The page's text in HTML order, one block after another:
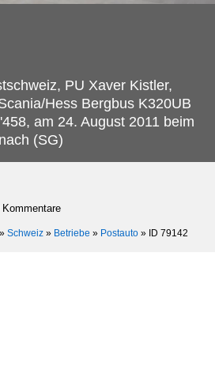
PU Xaver Kistler,
Hess Bergbus K320UB
am 24. August 2011 beim
(SG)
» Schweiz » Betriebe » Postauto » ID 79142